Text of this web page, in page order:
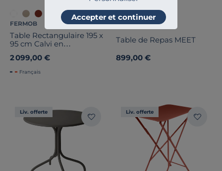
Accepter et continuer
FERMOB
Table Rectangulaire 195 x
95 cm Calvi en
2 099,00 €
Français
EZPELETA
Table de Repas MEET
899,00 €
Liv. offerte Liv. offerte